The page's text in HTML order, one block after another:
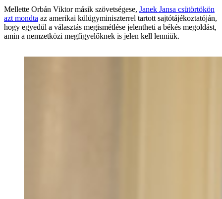
Mellette Orbán Viktor másik szövetségese, Janek Jansa csütörtökön
azt mondta az amerikai külügyminiszterrel tartott sajtótájékoztatóján,
hogy egyedül a választás megismétlése jelentheti a békés megoldást,
amin a nemzetközi megfigyelőknek is jelen kell lenniük.